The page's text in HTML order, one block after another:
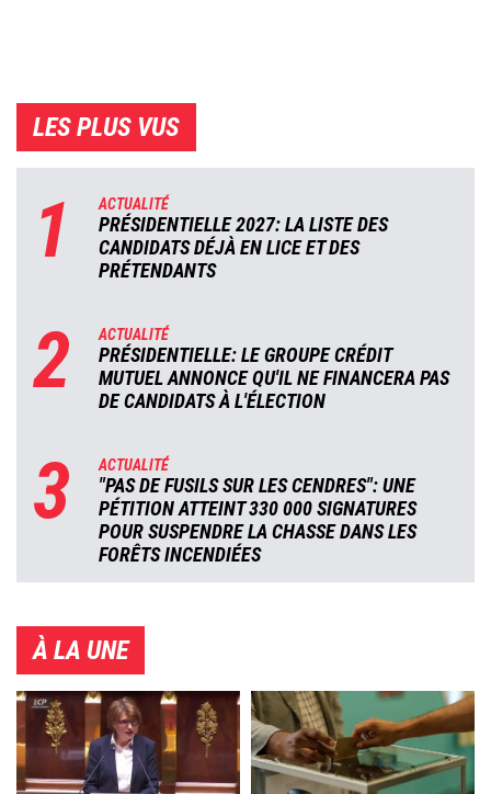
LES PLUS VUS
1 ACTUALITÉ
PRÉSIDENTIELLE 2027: LA LISTE DES
CANDIDATS DÉJÀ EN LICE ET DES
PRÉTENDANTS
2 ACTUALITÉ
PRÉSIDENTIELLE: LE GROUPE CRÉDIT
MUTUEL ANNONCE QU'IL NE FINANCERA PAS
DE CANDIDATS À L'ÉLECTION
3 ACTUALITÉ
"PAS DE FUSILS SUR LES CENDRES": UNE
PÉTITION ATTEINT 330 000 SIGNATURES
POUR SUSPENDRE LA CHASSE DANS LES
FORÊTS INCENDIÉES
À LA UNE
Image Image